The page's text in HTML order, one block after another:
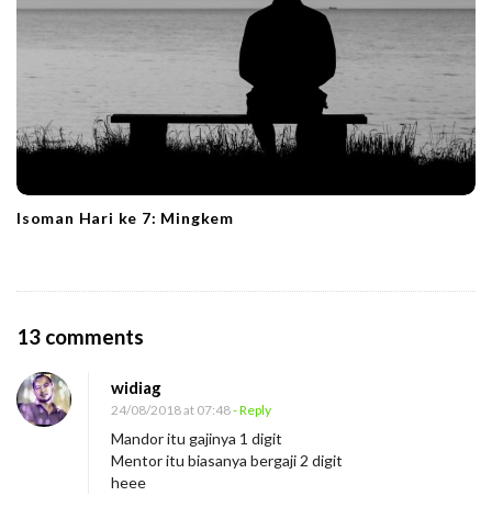
Isoman Hari ke 7: Mingkem
13 comments
M
n
d
widiag
24/08/2018 at 07:48- Reply
Mandor itu gajinya 1 digit
Mentor itu biasanya bergaji 2 digit
heee